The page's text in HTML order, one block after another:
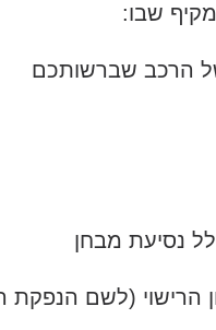
שבו:
הרכב שברשותכם
נסיעת מבחן
(לשם הנפקת